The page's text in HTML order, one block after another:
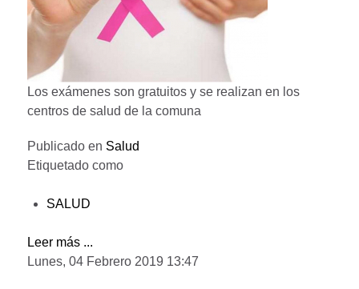
Los exámenes son gratuitos y se realizan en los
centros de salud de la comuna
Publicado en Salud
Etiquetado como
SALUD
Leer más ...
Lunes, 04 Febrero 2019 13:47